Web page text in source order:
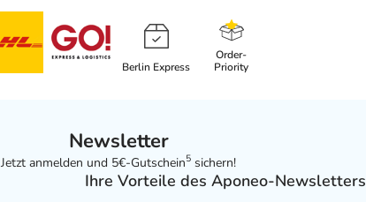
Berlin Express
Order-
Priority
Newsletter
Jetzt anmelden und 5€-Gutschein5 sichern!
Ihre Vorteile des Aponeo-Newsletters